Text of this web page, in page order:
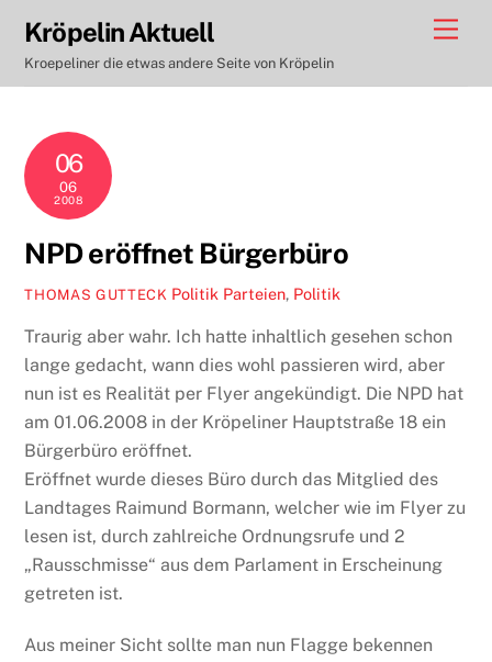
content
Kröpelin Aktuell
Kroepeliner die etwas andere Seite von Kröpelin
06
06
2008
NPD eröffnet Bürgerbüro
THOMAS GUTTECK Politik Parteien, Politik
Traurig aber wahr. Ich hatte inhaltlich gesehen schon
lange gedacht, wann dies wohl passieren wird, aber
nun ist es Realität per Flyer angekündigt. Die NPD hat
am 01.06.2008 in der Kröpeliner Hauptstraße 18 ein
Bürgerbüro eröffnet.
Eröffnet wurde dieses Büro durch das Mitglied des
Landtages Raimund Bormann, welcher wie im Flyer zu
lesen ist, durch zahlreiche Ordnungsrufe und 2
„Rausschmisse“ aus dem Parlament in Erscheinung
getreten ist.
Aus meiner Sicht sollte man nun Flagge bekennen